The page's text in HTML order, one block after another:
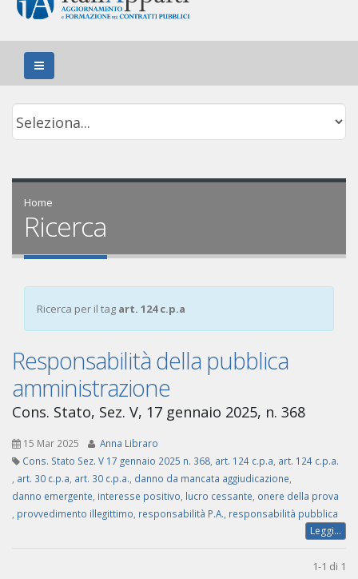
Home
Ricerca
Ricerca per il tag art. 124 c.p.a
Responsabilità della pubblica
amministrazione
Cons. Stato, Sez. V, 17 gennaio 2025, n. 368
15 Mar 2025
Anna Libraro
Cons. Stato Sez. V 17 gennaio 2025 n. 368 art. 124 c.p.a art. 124 c.p.a.
art. 30 c.p.a art. 30 c.p.a. danno da mancata aggiudicazione
danno emergente interesse positivo lucro cessante onere della prova
provvedimento illegittimo responsabilità P.A. responsabilità pubblica
Leggi...
1-1 di 1